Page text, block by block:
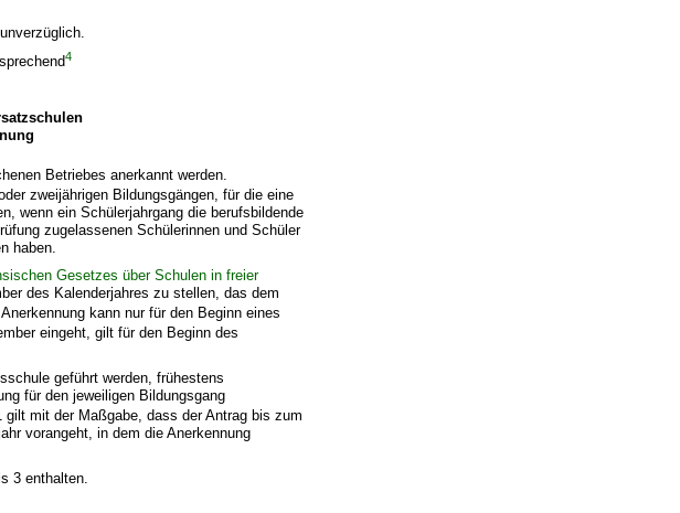
4
Betriebes anerkannt werden.
zweijährigen Bildungsgängen, für die eine
wenn ein Schülerjahrgang die berufsbildende
zugelassenen Schülerinnen und Schüler
haben.
Gesetzes über Schulen in freier
des Kalenderjahres zu stellen, das dem
Anerkennung kann nur für den Beginn eines
eingeht, gilt für den Beginn des
geführt werden, frühestens
für den jeweiligen Bildungsgang
mit der Maßgabe, dass der Antrag bis zum
vorangeht, in dem die Anerkennung
3 enthalten.